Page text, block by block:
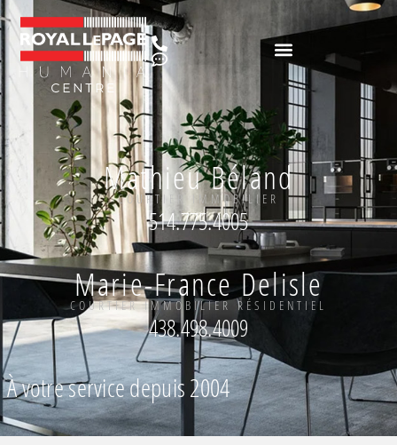
Mathieu Béland
COURTIER IMMOBILIER
514.775.4005
Marie-France Delisle
COURTIER IMMOBILIER RÉSIDENTIEL
438.498.4009
À votre service depuis 2004